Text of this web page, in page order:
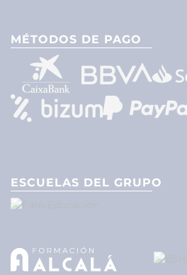
MÉTODOS DE PAGO
ESCUELAS DEL GRUPO